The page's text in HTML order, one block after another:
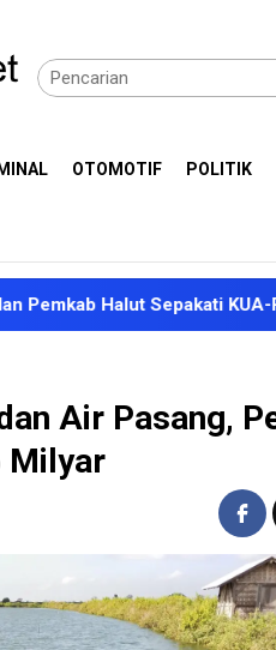
OTOMOTIF POLITIK
Halut Sepakati KUA-PPAS
Air Pasang,
Milyar